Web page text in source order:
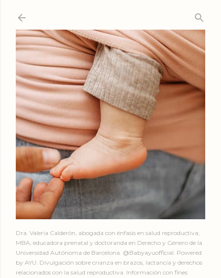
Dra. Valeria Calderón, abogada con énfasis en salud reproductiva;
MBA; educadora prenatal y doctoranda en Derecho y Género de la
Universidad Autónoma de Barcelona. @Babyayuofficial. Powered
by AYU. Divulgación sobre crianza en brazos, lactancia y derechos
relacionados con la salud reproductiva. Información con fines